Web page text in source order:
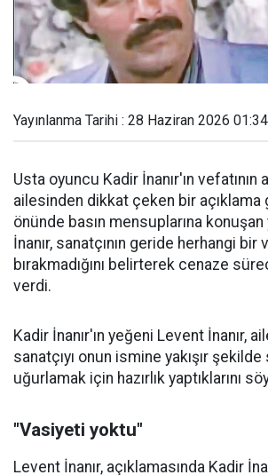
Yayınlanma Tarihi : 28 Haziran 2026 01:34
Usta oyuncu Kadir İnanır'ın vefatının
ailesinden dikkat çeken bir açıklama
önünde basın mensuplarına
İnanır, sanatçının geride herhangi bir
bırakmadığını belirterek cenaze
verdi.
Kadir İnanır'ın yeğeni Levent İnanır,
sanatçıyı onun ismine yakışır
uğurlamak için hazırlık yaptıklarını
"Vasiyeti yoktu"
Levent İnanır, açıklamasında Kadir